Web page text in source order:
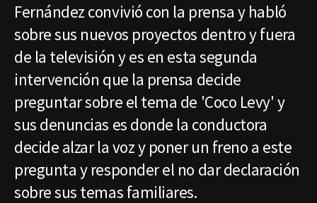
Fernández convivió con la prensa y habló
sobre sus nuevos proyectos dentro y fuera
de la televisión y es en esta segunda
intervención que la prensa decide
preguntar sobre el tema de 'Coco Levy' y
sus denuncias es donde la conductora
decide alzar la voz y poner un freno a este
pregunta y responder el no dar declaración
sobre sus temas familiares.